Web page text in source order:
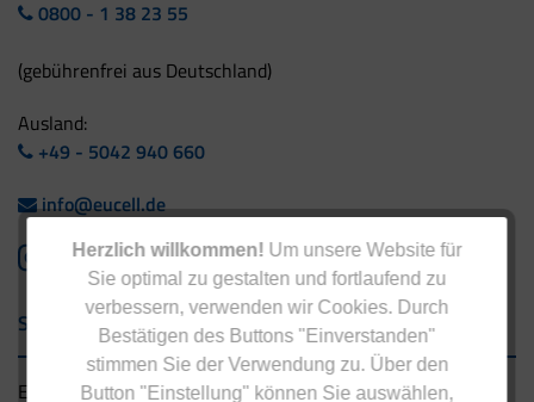
Herzlich willkommen! Um unsere Website für
Sie optimal zu gestalten und fortlaufend zu
verbessern, verwenden wir Cookies. Durch
Bestätigen des Buttons "Einverstanden"
stimmen Sie der Verwendung zu. Über den
Button "Einstellung" können Sie auswählen,
0800 - 1 38 23 55
(gebührenfrei aus Deutschland)
Ausland:
+49 - 5042 940 660
info@eucell.de
Service & Versand
Eucell Gesundheitsservice